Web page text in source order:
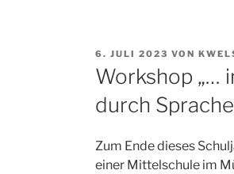
VERÖFFENTLICHT
AM
6. JULI 2023 VON
Workshop „…
durch Sprache
Zum Ende dieses
einer Mittelschule im